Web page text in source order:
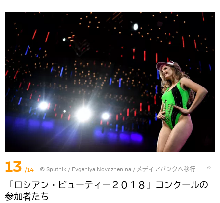
13 /14 © Sputnik / Evgeniya Novozhenina / メディアバンクへ移行
「ロシアン・ビューティー２０１８」コンクールの
参加者たち